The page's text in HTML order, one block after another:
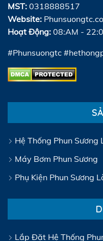
MST: 0318888517
Website:
Hoạt Động: 08:AM -
#Phunsuongtc
Hệ Thống Phun Sương
Máy Bơm Phun Sương
Phụ Kiện Phun Sương
Lắp Đặt Hệ Thống